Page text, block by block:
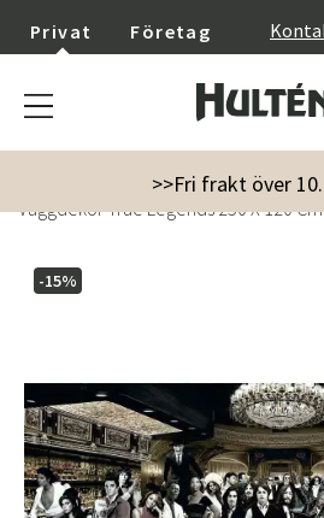
Privat Företag
>>Fri frakt över
Inredning Dekoration
Väggdekor True Legends 250 X 120 Cm
-15%